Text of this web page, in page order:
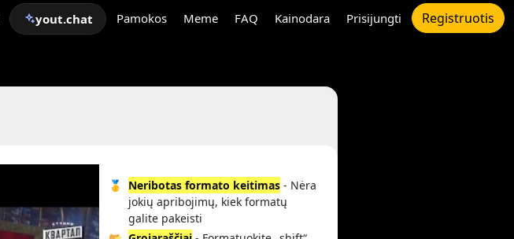
yout.chat Pamokos Meme FAQ Kainodara Prisijungti Registruotis
🥇 Neribotas formato keitimas - Nėra
jokių apribojimų, kiek formatų
galite pakeisti